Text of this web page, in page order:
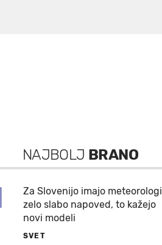
NAJBOLJ BRANO
Za Slovenijo imajo meteorologi
zelo slabo napoved, to kažejo
novi modeli
SVET